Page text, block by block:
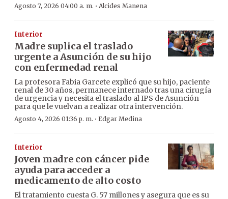
Agosto 7, 2026 04:00 a. m. · Alcides Manena
Interior
Madre suplica el traslado
urgente a Asunción de su hijo
con enfermedad renal
La profesora Fabia Garcete explicó que su hijo, paciente
renal de 30 años, permanece internado tras una cirugía
de urgencia y necesita el traslado al IPS de Asunción
para que le vuelvan a realizar otra intervención.
Agosto 4, 2026 01:36 p. m. · Edgar Medina
Interior
Joven madre con cáncer pide
ayuda para acceder a
medicamento de alto costo
El tratamiento cuesta G. 57 millones y asegura que es su